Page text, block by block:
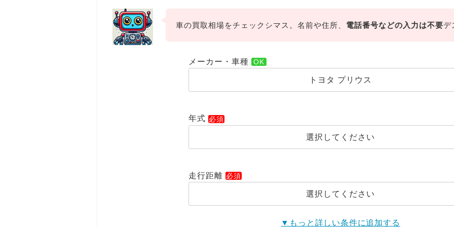
車の買取相場をチェックシマス。名前や住所、 電話番号などの入力は不要デ
メーカー・車種
トヨタ プリウス
年式
選択してください
走行距離
選択してください
▼もっと詳しい条件に追加する